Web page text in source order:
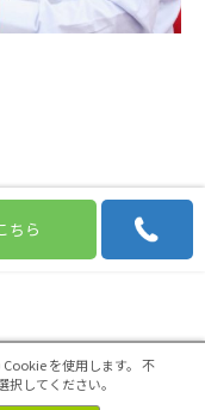
ちら
を使用します。 不
してください。